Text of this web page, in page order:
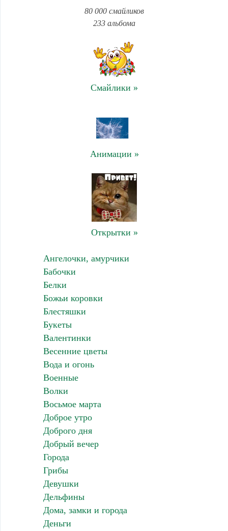
80 000 смайликов
233 альбома
Смайлики »
Анимации »
Открытки »
Ангелочки, амурчики
Бабочки
Белки
Божьи коровки
Блестяшки
Букеты
Валентинки
Весенние цветы
Вода и огонь
Военные
Волки
Восьмое марта
Доброе утро
Доброго дня
Добрый вечер
Города
Грибы
Девушки
Дельфины
Дома, замки и города
Деньги